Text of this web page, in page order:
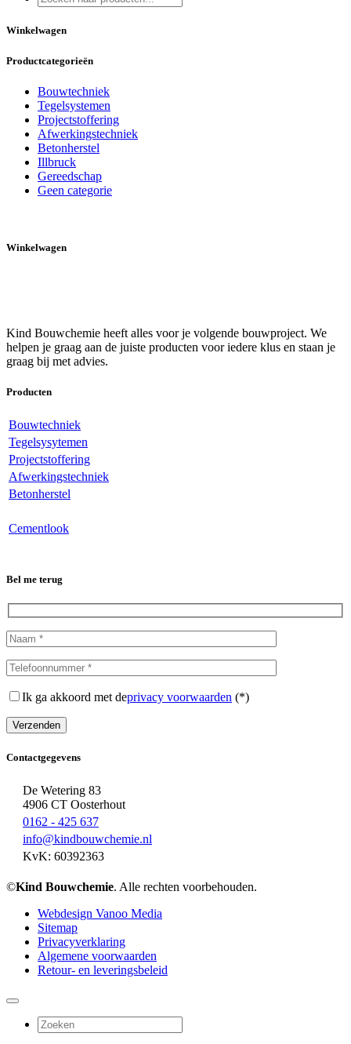
worden
Winkelwagen
Productcategorieën
Bouwtechniek
Tegelsystemen
Projectstoffering
Afwerkingstechniek
Betonherstel
Illbruck
Gereedschap
Geen categorie
Winkelwagen
Kind Bouwchemie heeft alles voor je volgende bouwproject. We
helpen je graag aan de juiste producten voor iedere klus en staan je
graag bij met advies.
Producten
Bouwtechniek
Tegelsysytemen
Projectstoffering
Afwerkingstechniek
Betonherstel
Cementlook
Bel me terug
Ik ga akkoord met deprivacy voorwaarden (*)
Contactgegevens
De Wetering 83
4906 CT Oosterhout
0162 - 425 637
info@kindbouwchemie.nl
KvK: 60392363
©Kind Bouwchemie. Alle rechten voorbehouden.
Webdesign Vanoo Media
Sitemap
Privacyverklaring
Algemene voorwaarden
Retour- en leveringsbeleid